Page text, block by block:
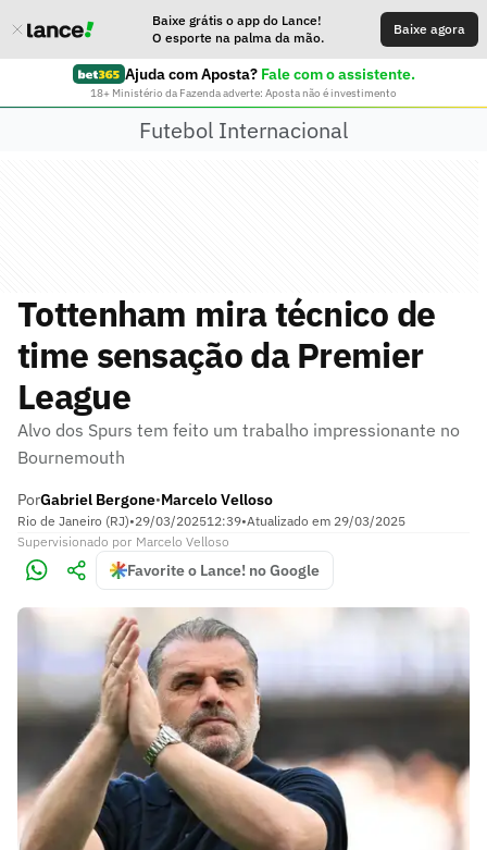
Baixe grátis o app do Lance!
O esporte na palma da mão.
Baixe agora
Ajuda com Aposta? Fale com o assistente.
18+ Ministério da Fazenda adverte: Aposta não é investimento
Futebol Internacional
Tottenham mira técnico de
time sensação da Premier
League
Alvo dos Spurs tem feito um trabalho impressionante no
Bournemouth
PorGabriel Bergone•Marcelo Velloso
Rio de Janeiro (RJ)•29/03/202512:39•Atualizado em 29/03/2025
Supervisionado por Marcelo Velloso
Favorite o Lance! no Google